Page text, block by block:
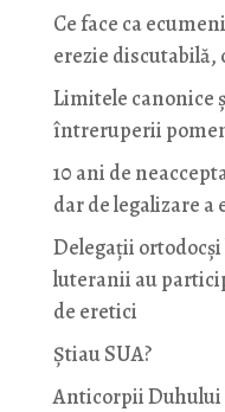
Ce face ca
erezie discutabilă,
Limitele canonice
întreruperii
10 ani de
dar de legalizare
Delegații
luteranii au
de eretici
Știau SUA?
Anticorpii Duhului